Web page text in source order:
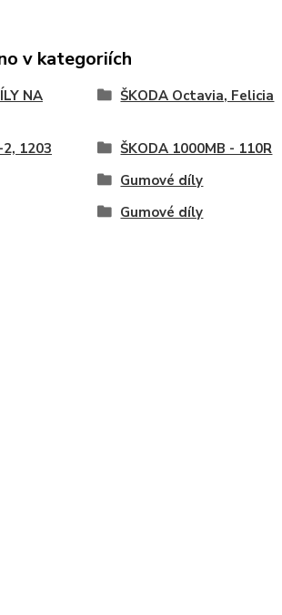
v kategoriích
NA
ŠKODA Octavia, Felicia
1203 ŠKODA 1000MB - 110R
Gumové díly
Gumové díly